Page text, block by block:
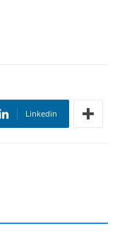
Linkedin